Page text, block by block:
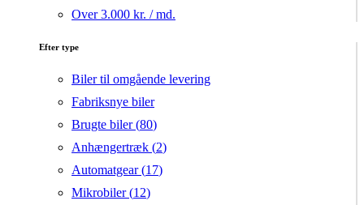
Over 3.000 kr. / md.
Efter type
Biler til omgående levering
Fabriksnye biler
Brugte biler (80)
Anhængertræk (2)
Automatgear (17)
Mikrobiler (12)